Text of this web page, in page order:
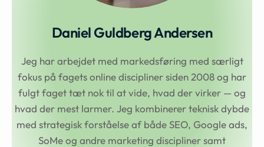
Daniel Guldberg Andersen
Jeg har arbejdet med markedsføring med særligt
fokus på fagets online discipliner siden 2008 og har
fulgt faget tæt nok til at vide, hvad der virker — og
hvad der mest larmer. Jeg kombinerer teknisk dybde
med strategisk forståelse af både SEO, Google ads,
SoMe og andre marketing discipliner samt